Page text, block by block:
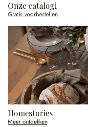
Onze catalogi
Gratis voorbestellen
Homestories
Meer ontdekken